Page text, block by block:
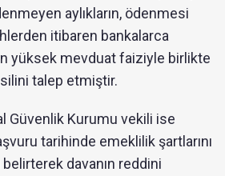
aylıkların, ödenmesi
itibaren bankalarca
yüksek mevduat faiziyle birlikte
talep etmiştir.
Güvenlik Kurumu vekili ise
tarihinde emeklilik şartlarını
belirterek davanın reddini